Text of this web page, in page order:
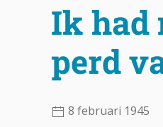
Ik had
perd
8 februari 1945